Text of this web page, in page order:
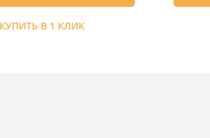
КУПИТЬ В 1 КЛИК